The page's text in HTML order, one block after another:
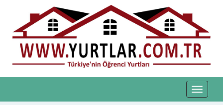
Toggle